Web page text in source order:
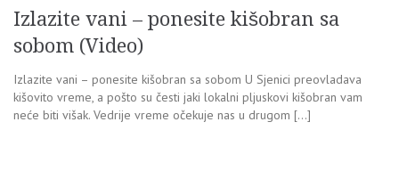
Izlazite vani – ponesite kišobran sa
sobom (Video)
Izlazite vani – ponesite kišobran sa sobom U Sjenici preovladava
kišovito vreme, a pošto su česti jaki lokalni pljuskovi kišobran vam
neće biti višak. Vedrije vreme očekuje nas u drugom […]